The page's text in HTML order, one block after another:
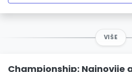
VIŠE
Championship: Najnovije